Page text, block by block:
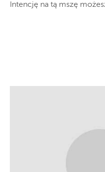
Intencję na tą mszę